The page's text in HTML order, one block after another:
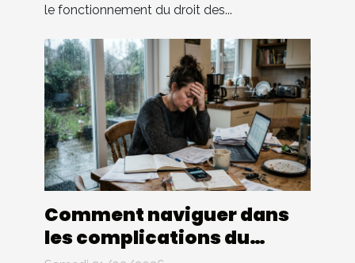
le fonctionnement du droit des...
Comment naviguer dans
les complications du